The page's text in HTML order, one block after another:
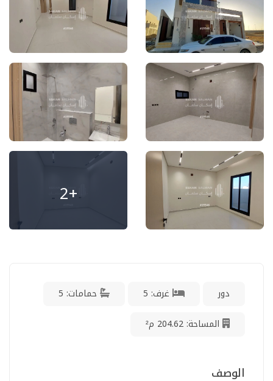
+2
دور غرف: 5
حمامات: 5
المساحة: 204.62 م²
الوصف